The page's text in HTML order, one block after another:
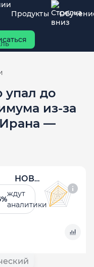
Продукты
упал до
из‑за
Ирана —
НОВАТЭК
ждут
аналитики